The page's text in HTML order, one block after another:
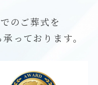
のご葬式を
承っております。